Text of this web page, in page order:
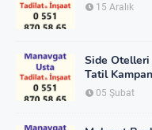
15 Aralık
Side Otelleri
Tatil
05 Şubat